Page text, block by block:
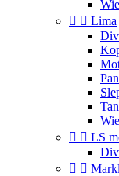
  Lima
  LS
 